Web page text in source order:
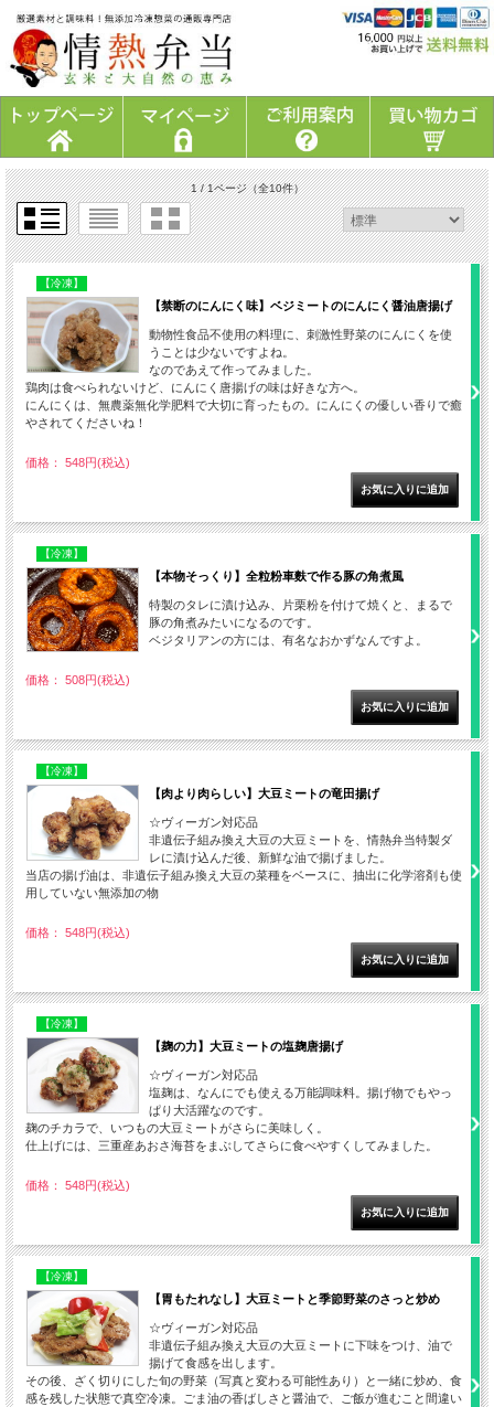
1 / 1ページ（全10件）
【冷凍】
【禁断のにんにく味】ベジミートのにんにく醤油唐揚げ
動物性食品不使用の料理に、刺激性野菜のにんにくを使
うことは少ないですよね。
なのであえて作ってみました。
鶏肉は食べられないけど、にんにく唐揚げの味は好きな方へ。
にんにくは、無農薬無化学肥料で大切に育ったもの。にんにくの優しい香りで癒
やされてくださいね！
価格： 548円(税込)
【冷凍】
【本物そっくり】全粒粉車麩で作る豚の角煮風
特製のタレに漬け込み、片栗粉を付けて焼くと、まるで
豚の角煮みたいになるのです。
ベジタリアンの方には、有名なおかずなんですよ。
価格： 508円(税込)
【冷凍】
【肉より肉らしい】大豆ミートの竜田揚げ
☆ヴィーガン対応品
非遺伝子組み換え大豆の大豆ミートを、情熱弁当特製ダ
レに漬け込んだ後、新鮮な油で揚げました。
当店の揚げ油は、非遺伝子組み換え大豆の菜種をベースに、抽出に化学溶剤も使
用していない無添加の物
価格： 548円(税込)
【冷凍】
【麹の力】大豆ミートの塩麹唐揚げ
☆ヴィーガン対応品
塩麹は、なんにでも使える万能調味料。揚げ物でもやっ
ぱり大活躍なのです。
麹のチカラで、いつもの大豆ミートがさらに美味しく。
仕上げには、三重産あおさ海苔をまぶしてさらに食べやすくしてみました。
価格： 548円(税込)
【冷凍】
【胃もたれなし】大豆ミートと季節野菜のさっと炒め
☆ヴィーガン対応品
非遺伝子組み換え大豆の大豆ミートに下味をつけ、油で
揚げて食感を出します。
その後、ざく切りにした旬の野菜（写真と変わる可能性あり）と一緒に炒め、食
感を残した状態で真空冷凍。ごま油の香ばしさと醤油で、ご飯が進むこと間違い